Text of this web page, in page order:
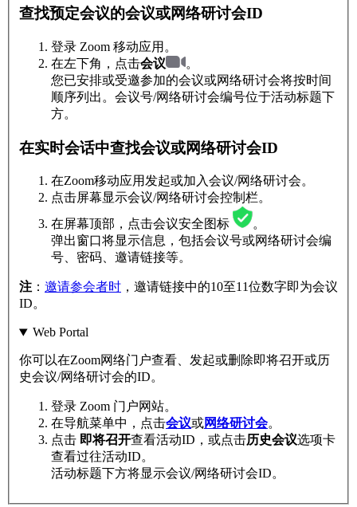
查找预定会议的会议或网络研讨会ID
登录 Zoom 移动应用。
在左下角，点击会议
。
您已安排或受邀参加的会议或网络研讨会将按时间
顺序列出。会议号/网络研讨会编号位于活动标题下
方。
在实时会话中查找会议或网络研讨会ID
在Zoom移动应用发起或加入会议/网络研讨会。
点击屏幕显示会议/网络研讨会控制栏。
在屏幕顶部，点击会议安全图标
。
弹出窗口将显示信息，包括会议号或网络研讨会编
号、密码、邀请链接等。
注 ： 邀请参会者时 ，邀请链接中的10至11位数字即为会议
ID。
Web Portal
你可以在Zoom网络门户查看、发起或删除即将召开或历
史会议/网络研讨会的ID。
登录 Zoom 门户网站。
在导航菜单中，点击会议或网络研讨会。
点击 即将召开查看活动ID，或点击历史会议选项卡
查看过往活动ID。
活动标题下方将显示会议/网络研讨会ID。